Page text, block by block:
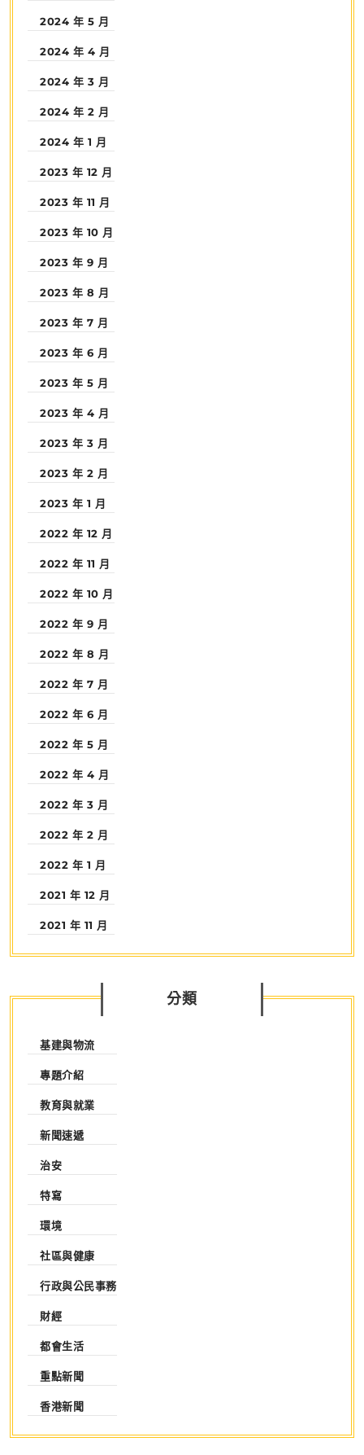
2024 年 5 月
2024 年 4 月
2024 年 3 月
2024 年 2 月
2024 年 1 月
2023 年 12 月
2023 年 11 月
2023 年 10 月
2023 年 9 月
2023 年 8 月
2023 年 7 月
2023 年 6 月
2023 年 5 月
2023 年 4 月
2023 年 3 月
2023 年 2 月
2023 年 1 月
2022 年 12 月
2022 年 11 月
2022 年 10 月
2022 年 9 月
2022 年 8 月
2022 年 7 月
2022 年 6 月
2022 年 5 月
2022 年 4 月
2022 年 3 月
2022 年 2 月
2022 年 1 月
2021 年 12 月
2021 年 11 月
分類
基建與物流
專題介紹
教育與就業
新聞速遞
治安
特寫
環境
社區與健康
行政與公民事務
財經
都會生活
重點新聞
香港新聞